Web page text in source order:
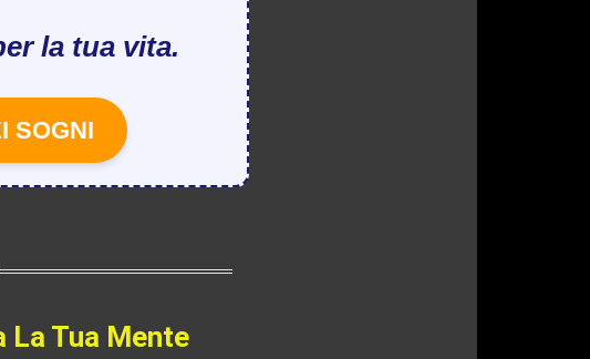
la tua vita.
SOGNI
La Tua Mente